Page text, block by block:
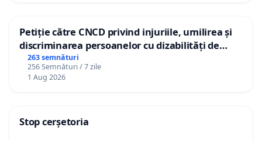
Petiție către CNCD privind injuriile, umilirea și
discriminarea persoanelor cu dizabilități de
către utilizatorul TikTok „Gorici”
263 semnături
256 Semnături / 7 zile
1 Aug 2026
Stop cerșetoria